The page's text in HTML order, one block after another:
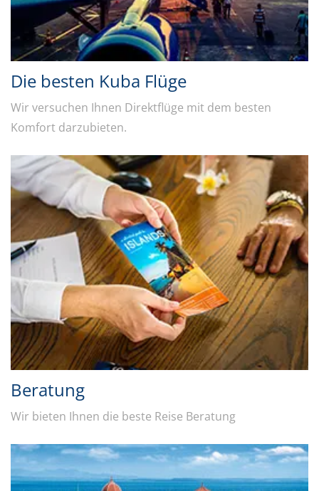
Die besten Kuba Flüge
Wir versuchen Ihnen Direktflüge mit dem besten
Komfort darzubieten.
Beratung
Wir bieten Ihnen die beste Reise Beratung